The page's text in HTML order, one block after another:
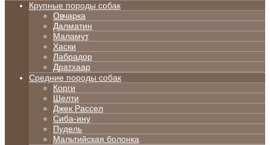
Крупные породы собак
Овчарка
Далматин
Маламут
Хаски
Лабрадор
Дратхаар
Средние породы собак
Корги
Шелти
Джек Рассел
Сиба-ину
Пудель
Мальтийская болонка